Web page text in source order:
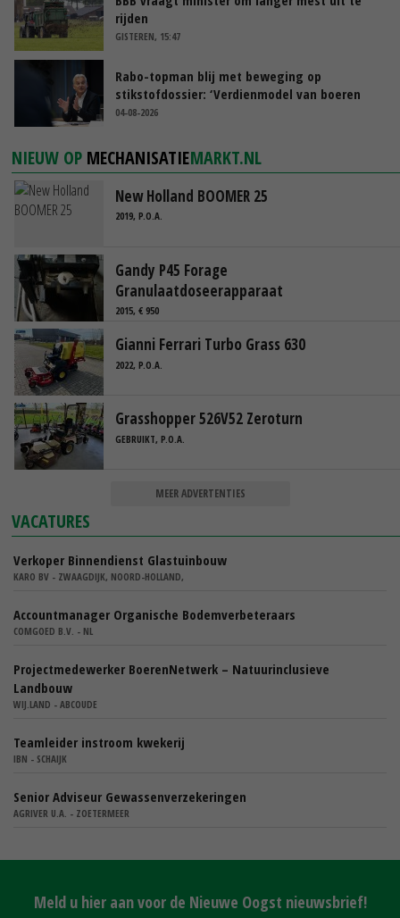
rijden
GISTEREN, 15:47
Rabo-topman blij met beweging op
stikstofdossier: ‘Verdienmodel van boeren
blijft cruciaal’
04-08-2026
NIEUW OP MECHANISATIEMARKT.NL
New Holland BOOMER 25
2019, P.O.A.
Gandy P45 Forage
Granulaatdoseerapparaat
2015, € 950
Gianni Ferrari Turbo Grass 630
2022, P.O.A.
Grasshopper 526V52 Zeroturn
GEBRUIKT, P.O.A.
MEER ADVERTENTIES
VACATURES
Verkoper Binnendienst Glastuinbouw
KARO BV - ZWAAGDIJK, NOORD-HOLLAND,
Accountmanager Organische Bodemverbeteraars
COMGOED B.V. - NL
Projectmedewerker BoerenNetwerk – Natuurinclusieve
Landbouw
WIJ.LAND - ABCOUDE
Teamleider instroom kwekerij
IBN - SCHAIJK
Senior Adviseur Gewassenverzekeringen
AGRIVER U.A. - ZOETERMEER
Meld u hier aan voor de Nieuwe Oogst nieuwsbrief!